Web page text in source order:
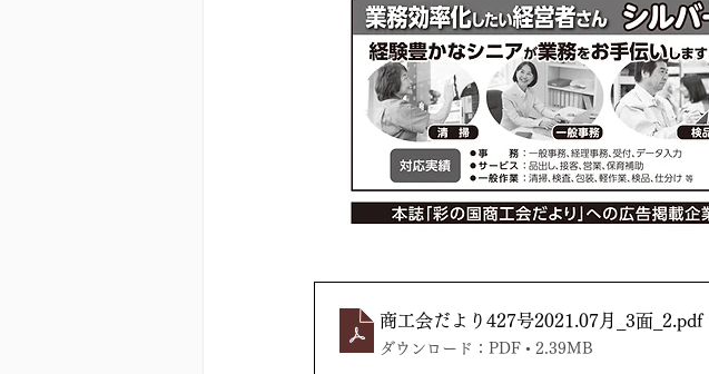
商工会だより427号2021.07月_3面_2.pdf
ダウンロード：PDF • 2.39MB